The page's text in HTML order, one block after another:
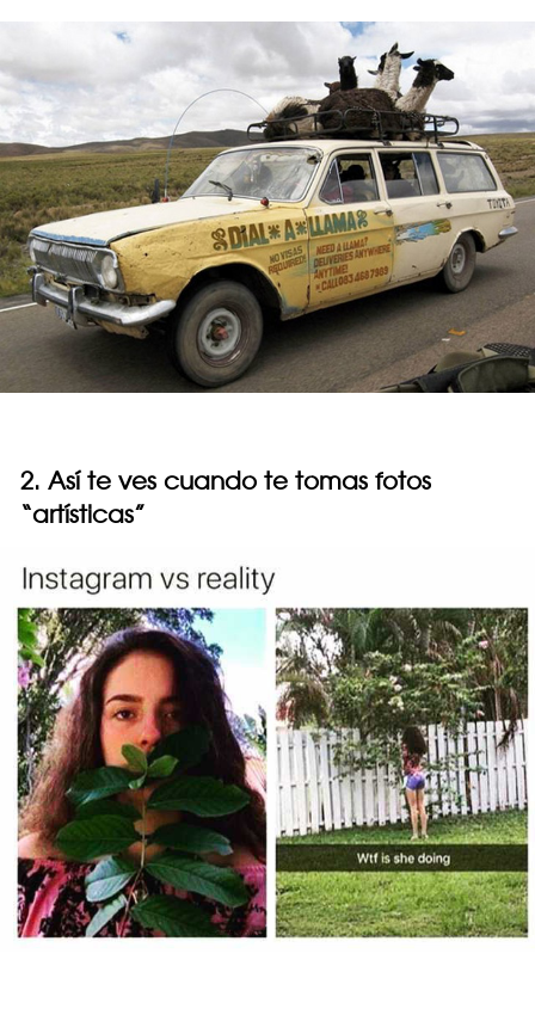
2. Así te ves cuando te tomas fotos
“artísticas”